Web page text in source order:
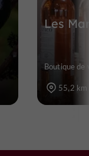
Les
Boutique de
55,2 km